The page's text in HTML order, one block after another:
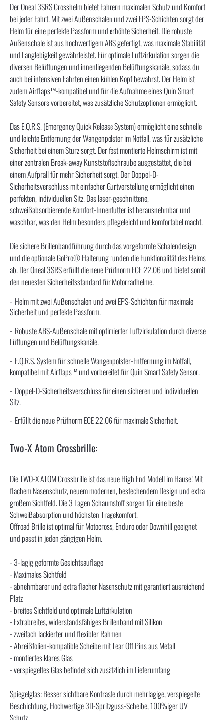
Der Oneal 3SRS Crosshelm bietet Fahrern maximalen Schutz und Komfort
bei jeder Fahrt. Mit zwei Außenschalen und zwei EPS-Schichten sorgt der
Helm für eine perfekte Passform und erhöhte Sicherheit. Die robuste
Außenschale ist aus hochwertigem ABS gefertigt, was maximale Stabilität
und Langlebigkeit gewährleistet. Für optimale Luftzirkulation sorgen die
diversen Belüftungen und innenliegenden Belüftungskanäle, sodass du
auch bei intensiven Fahrten einen kühlen Kopf bewahrst. Der Helm ist
zudem Airflaps™-kompatibel und für die Aufnahme eines Quin Smart
Safety Sensors vorbereitet, was zusätzliche Schutzoptionen ermöglicht.
Das E.Q.R.S. (Emergency Quick Release System) ermöglicht eine schnelle
und leichte Entfernung der Wangenpolster im Notfall, was für zusätzliche
Sicherheit bei einem Sturz sorgt. Der fest montierte Helmschirm ist mit
einer zentralen Break-away Kunststoffschraube ausgestattet, die bei
einem Aufprall für mehr Sicherheit sorgt. Der Doppel-D-
Sicherheitsverschluss mit einfacher Gurtverstellung ermöglicht einen
perfekten, individuellen Sitz. Das laser-geschnittene,
schweißabsorbierende Komfort-Innenfutter ist herausnehmbar und
waschbar, was den Helm besonders pflegeleicht und komfortabel macht.
Die sichere Brillenbandführung durch das vorgeformte Schalendesign
und die optionale GoPro® Halterung runden die Funktionalität des Helms
ab. Der Oneal 3SRS erfüllt die neue Prüfnorm ECE 22.06 und bietet somit
den neuesten Sicherheitsstandard für Motorradhelme.
Helm mit zwei Außenschalen und zwei EPS-Schichten für maximale
Sicherheit und perfekte Passform.
Robuste ABS-Außenschale mit optimierter Luftzirkulation durch diverse
Lüftungen und Belüftungskanäle.
E.Q.R.S. System für schnelle Wangenpolster-Entfernung im Notfall,
kompatibel mit Airflaps™ und vorbereitet für Quin Smart Safety Sensor.
Doppel-D-Sicherheitsverschluss für einen sicheren und individuellen
Sitz.
Erfüllt die neue Prüfnorm ECE 22.06 für maximale Sicherheit.
Two-X Atom Crossbrille:
Die TWO-X ATOM Crossbrille ist das neue High End Modell im Hause! Mit
flachem Nasenschutz, neuem modernen, bestechendem Design und extra
großem Sichtfeld. Die 3 Lagen Schaumstoff sorgen für eine beste
Schweißabsorption und höchsten Tragekomfort.
Offroad Brille ist optimal für Motocross, Enduro oder Downhill geeignet
und passt in jeden gängigen Helm.
- 3-lagig geformte Gesichtsauflage
- Maximales Sichtfeld
- abnehmbarer und extra flacher Nasenschutz mit garantiert ausreichend
Platz
- breites Sichtfeld und optimale Luftzirkulation
- Extrabreites, widerstandsfähiges Brillenband mit Silikon
- zweifach lackierter und flexibler Rahmen
- Abreißfolien-kompatible Scheibe mit Tear Off Pins aus Metall
- montiertes klares Glas
- verspiegeltes Glas befindet sich zusätzlich im Lieferumfang
Spiegelglas: Besser sichtbare Kontraste durch mehrlagige, verspiegelte
Beschichtung, Hochwertige 3D-Spritzguss-Scheibe, 100%iger UV
Schutz.